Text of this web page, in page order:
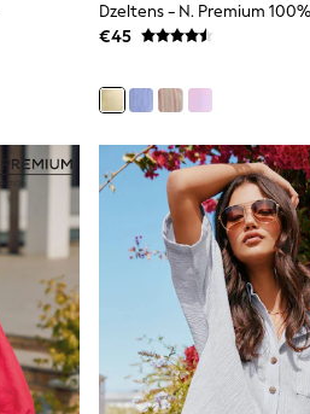
Dzeltens - N. Premium
€45